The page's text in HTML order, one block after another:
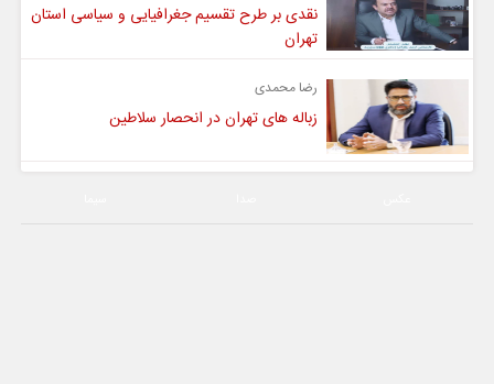
نقدی بر طرح تقسیم جغرافیایی و سیاسی استان
تهران
رضا محمدی
زباله های تهران در انحصار سلاطین